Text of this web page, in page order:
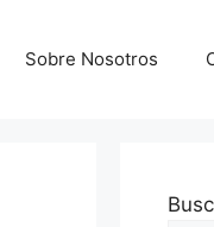
Sobre Nosotros